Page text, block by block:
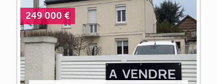
249 000 €